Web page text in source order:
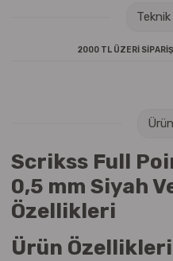
2000 TL ÜZERİ
Scrikss Full
0,5 mm Siyah
Özellikleri
Ürün